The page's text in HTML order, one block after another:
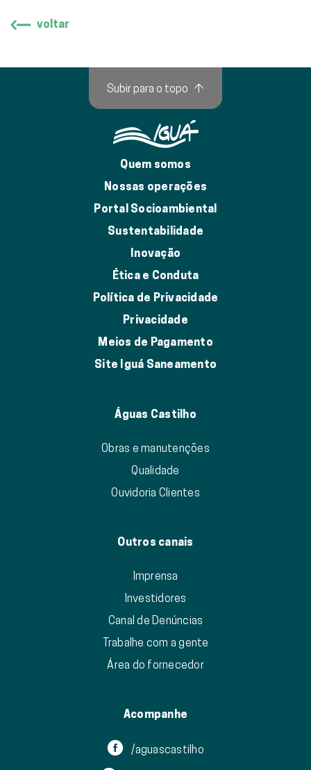
voltar
Quem somos
Nossas operações
Portal Socioambiental
Sustentabilidade
Inovação
Ética e Conduta
Política de Privacidade
Privacidade
Meios de Pagamento
Site Iguá Saneamento
Águas Castilho
Obras e manutenções
Qualidade
Ouvidoria Clientes
Outros canais
Imprensa
Investidores
Canal de Denúncias
Trabalhe com a gente
Área do fornecedor
Acompanhe
/aguascastilho
Subir para o topo ↑